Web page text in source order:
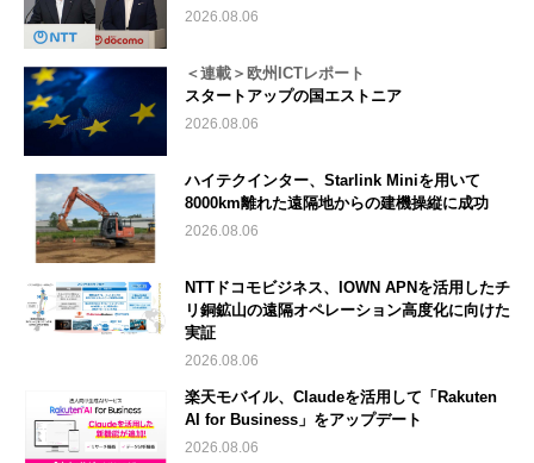
2026.08.06
＜連載＞欧州ICTレポート
スタートアップの国エストニア
2026.08.06
ハイテクインター、Starlink Miniを用いて
8000km離れた遠隔地からの建機操縦に成功
2026.08.06
NTTドコモビジネス、IOWN APNを活用したチ
リ銅鉱山の遠隔オペレーション高度化に向けた
実証
2026.08.06
楽天モバイル、Claudeを活用して「Rakuten
AI for Business」をアップデート
2026.08.06